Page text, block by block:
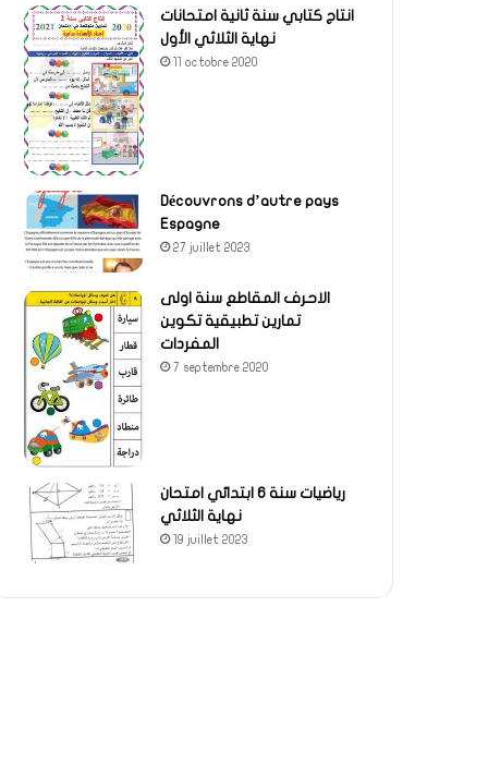
انتاج كتابي سنة ثانية امتحانات
نهاية الثلاثي الأول
11 octobre 2020
Découvrons d’autre pays
Espagne
27 juillet 2023
الاحرف المقاطع سنة اولى
تمارين تطبيقية تكوين
المفردات
7 septembre 2020
رياضيات سنة 6 ابتدائي امتحان
نهاية الثلاثي
19 juillet 2023